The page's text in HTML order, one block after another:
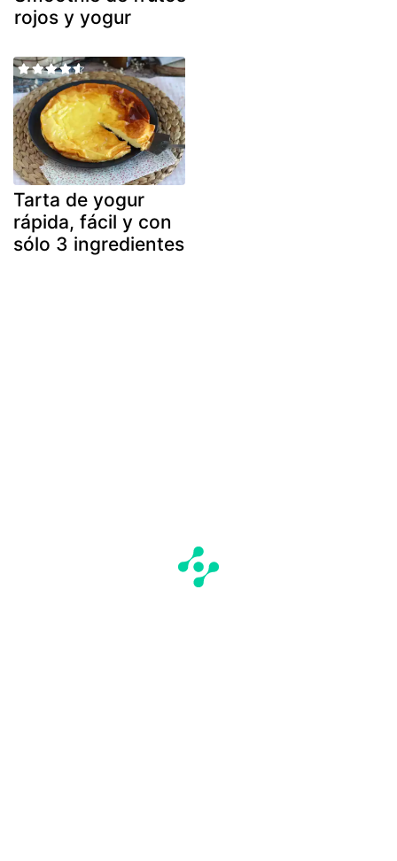
rojos y yogur
Tarta de yogur
rápida, fácil y con
sólo 3 ingredientes